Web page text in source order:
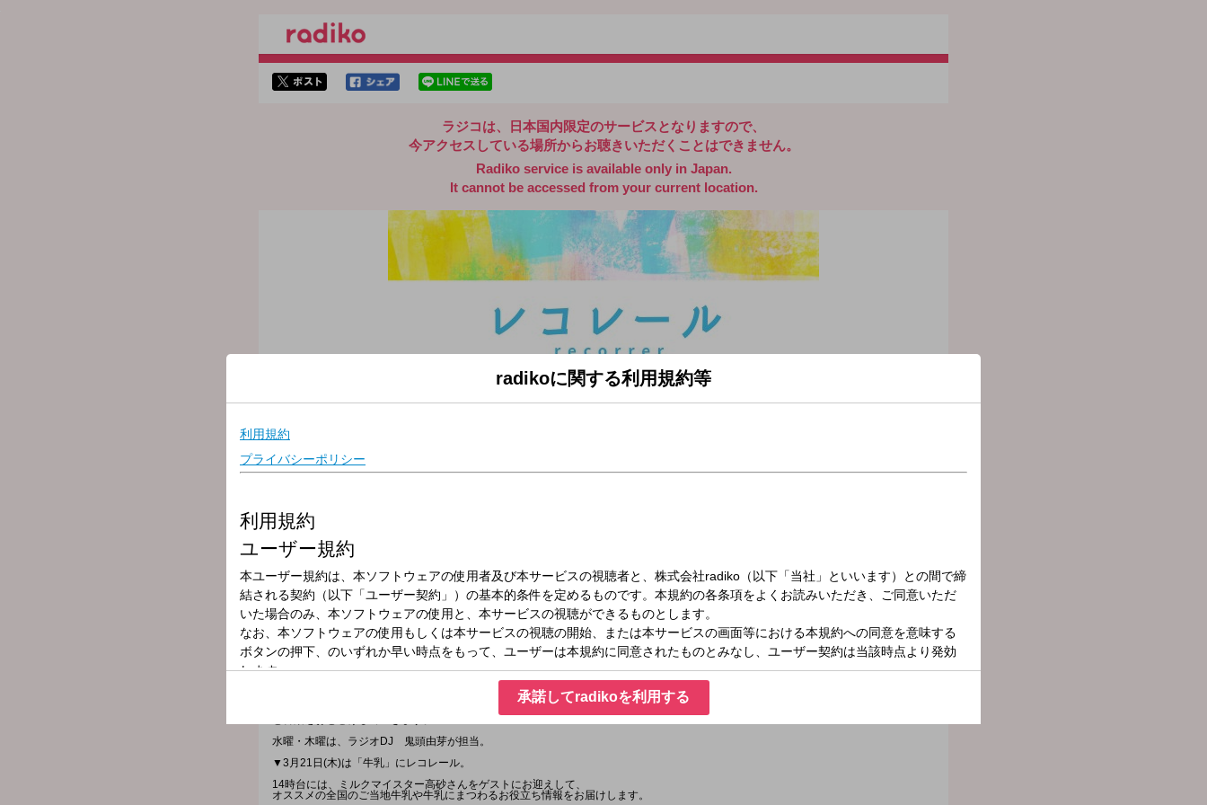
ラジコは、日本国内限定のサービスとなりますので、
今アクセスしている場所からお聴きいただくことはできません。
Radiko service is available only in Japan.
It cannot be accessed from your current location.
放送局
放送時間
2024年3月21日（木）14:00～14:40
番組名
レコレール
recorrer(レコレール)とは、スペイン語で「寄り道しながら歩き回る、巡る、旅する」という意味。
水曜・木曜は、ラジオDJ 鬼頭由芽が担当。
▼3月21日(木)は「牛乳」にレコレール。
14時台には、ミルクマイスター高砂さんをゲストにお迎えして、
オススメの全国のご当地牛乳や牛乳にまつわるお役立ち情報をお届けします。
radikoに関する利用規約等
承諾してradikoを利用する